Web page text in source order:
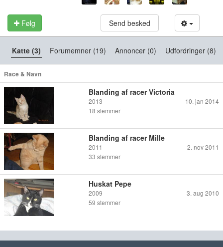
Følg Send besked
Katte (3) Forumemner (19) Annoncer (0) Udfordringer (8)
Race & Navn
Blanding af racer Victoria
2013
10. jan 2014
18 stemmer
Blanding af racer Mille
2011
2. nov 2011
33 stemmer
Huskat Pepe
2009
3. aug 2010
59 stemmer